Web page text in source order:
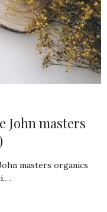
John masters
masters organics